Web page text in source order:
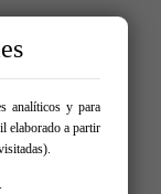
analíticos y para
elaborado a partir
.